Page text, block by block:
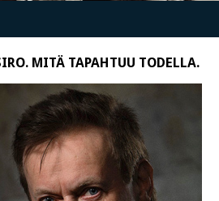
MITÄ TAPAHTUU TODELLA.